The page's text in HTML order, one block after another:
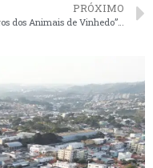
PRÓXIMO
“Amigos dos Animais de Vinhedo” promovem exposição de artes no Memorial do Imigrante